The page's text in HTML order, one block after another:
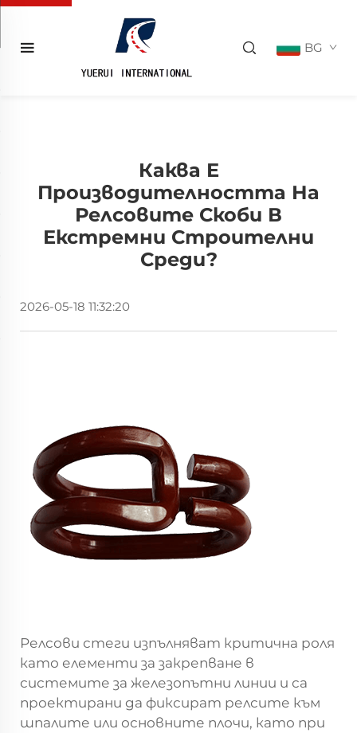
BG
Каква Е
Производителността На
Релсовите Скоби В
Екстремни Строителни
Среди?
2026-05-18 11:32:20
Релсови стеги изпълняват критична роля
като елементи за закрепване в
системите за железопътни линии и са
проектирани да фиксират релсите към
шпалите или основните плочи, като при